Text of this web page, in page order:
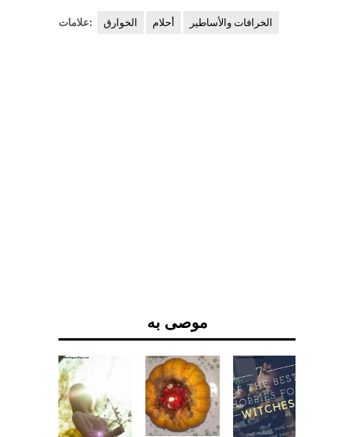
علامات: الخوارق أحلام الخرافات والأساطير
موصى به